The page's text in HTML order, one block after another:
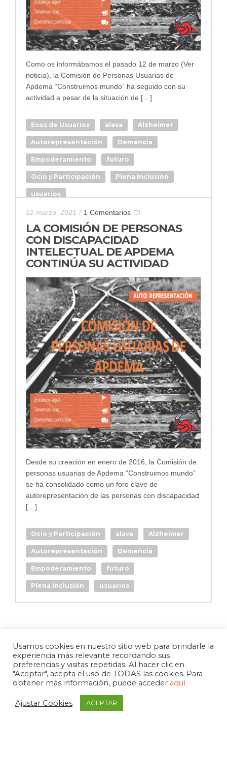
Como os informábamos el pasado 12 de marzo (Ver
noticia), la Comisión de Personas Usuarias de
Apdema “Construimos mundo” ha seguido con su
actividad a pesar de la situación de […]
Ecos de Usuarios alava Alzheimer
Autorepresentación Demencia
Empoderamiento futuro
Ocio y Participación Plena Inclusión
usuarios
12 marzo, 2021 / 1 Comentarios
LA COMISIÓN DE PERSONAS
CON DISCAPACIDAD
INTELECTUAL DE APDEMA
CONTINÚA SU ACTIVIDAD
Desde su creación en enero de 2016, la Comisión de
personas usuarias de Apdema “Construimos mundo”
se ha consolidado como un foro clave de
autorepresentación de las personas con discapacidad
[…]
Ocio y Participación alava Alzheimer
Autorepresentación Demencia
Empoderamiento futuro
Plena Inclusión usuarios
Usamos cookies en nuestro sitio web para brindarle la
experiencia más relevante recordando sus
preferencias y visitas repetidas. Al hacer clic en
"Aceptar", acepta el uso de TODAS las cookies. Para
obtener más información, puede acceder aquí.
Ajustar Cookies ACEPTAR